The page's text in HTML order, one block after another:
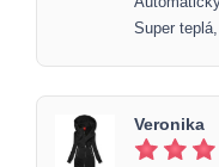
Super
Veronika